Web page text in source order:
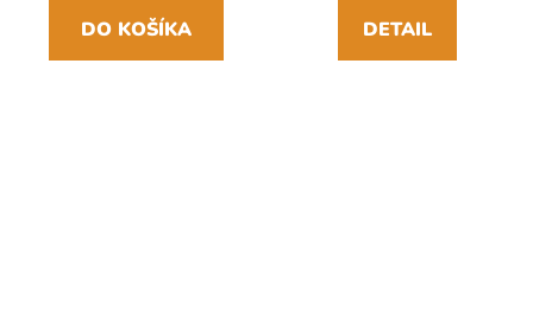
DO KOŠÍKA DETAIL